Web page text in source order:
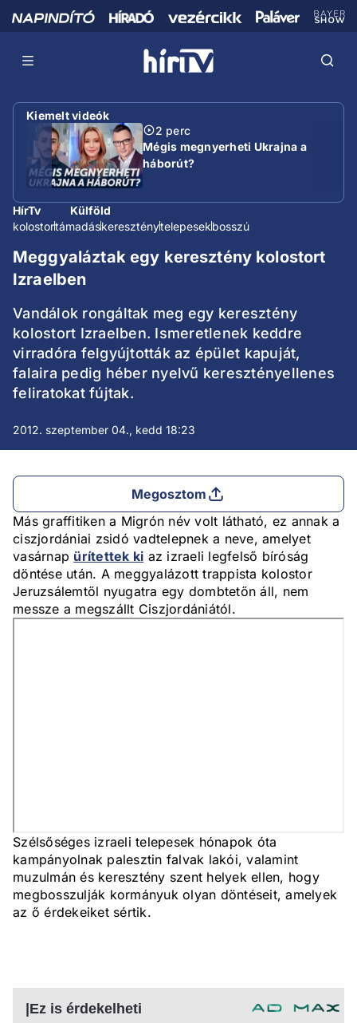
Kiemelt videók
2 perc
Mégis megnyerheti Ukrajna a
háborút?
HírTv
Külföld
kolostortámadáskereszténytelepesekbosszú
Meggyaláztak egy keresztény kolostort
Izraelben
Vandálok rongáltak meg egy keresztény
kolostort Izraelben. Ismeretlenek keddre
virradóra felgyújtották az épület kapuját,
falaira pedig héber nyelvű keresztényellenes
feliratokat fújtak.
2012. szeptember 04., kedd 18:23
Megosztom
Más graffitiken a Migrón név volt látható, ez annak a
ciszjordániai zsidó vadtelepnek a neve, amelyet
vasárnap ürítettek ki az izraeli legfelső bíróság
döntése után. A meggyalázott trappista kolostor
Jeruzsálemtől nyugatra egy dombtetőn áll, nem
messze a megszállt Ciszjordániától.
Szélsőséges izraeli telepesek hónapok óta
kampányolnak palesztin falvak lakói, valamint
muzulmán és keresztény szent helyek ellen, hogy
megbosszulják kormányuk olyan döntéseit, amelyek
az ő érdekeiket sértik.